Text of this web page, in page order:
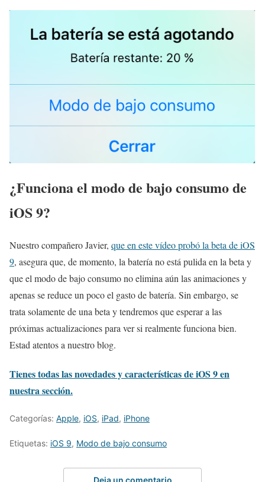
¿Funciona el modo de bajo consumo de
iOS 9?
Nuestro compañero Javier, que en este vídeo probó la beta de iOS
9, asegura que, de momento, la batería no está pulida en la beta y
que el modo de bajo consumo no elimina aún las animaciones y
apenas se reduce un poco el gasto de batería. Sin embargo, se
trata solamente de una beta y tendremos que esperar a las
próximas actualizaciones para ver si realmente funciona bien.
Estad atentos a nuestro blog.
Tienes todas las novedades y características de iOS 9 en
nuestra sección.
Categorías: Apple, iOS, iPad, iPhone
Etiquetas: iOS 9, Modo de bajo consumo